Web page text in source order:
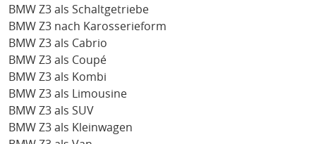
BMW Z3 als Schaltgetriebe
BMW Z3 nach Karosserieform
BMW Z3 als Cabrio
BMW Z3 als Coupé
BMW Z3 als Kombi
BMW Z3 als Limousine
BMW Z3 als SUV
BMW Z3 als Kleinwagen